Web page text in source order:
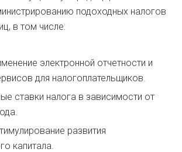
подоходных налогов
в том числе:
электронной отчетности и
для налогоплательщиков.
ставки налога в зависимости от
развития
капитала.